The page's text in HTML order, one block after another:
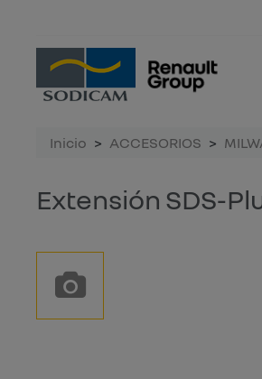
Inicio ACCESORIOS
Extensión SDS-